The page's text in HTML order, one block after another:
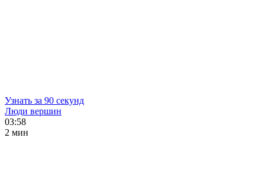
Узнать за 90 секунд
Люди вершин
03:58
2 мин